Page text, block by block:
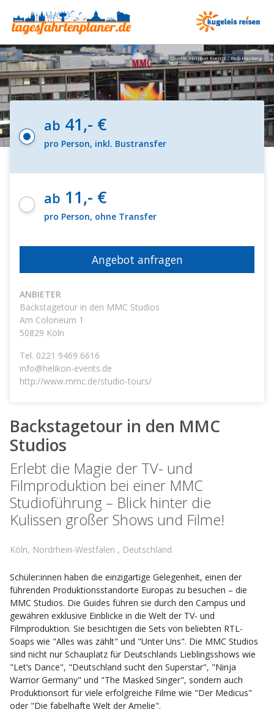
Quelle: Helikon Events - Rico Hartwig
ab 41,- €
pro Person, inkl. Bustransfer
ab 11,- €
pro Person, ohne Transfer
Angebot anfragen
ANBIETER
Backstagetour in den MMC Studios
Am Coloneum 1
50829 Köln
Tel. 0221 9469 6616
info@helikon-events.de
http://www.mmc.de/studio-tours/
Backstagetour in den MMC
Studios
Erlebt die Magie der TV- und
Filmproduktion bei einer MMC
Studioführung – Blick hinter die
Kulissen großer Shows und Filme!
Köln, Nordrhein-Westfalen , Deutschland
Schüler:innen haben die einzigartige Gelegenheit, einen der
führenden Produktionsstandorte Europas zu besuchen – die
MMC Studios. Die Guides führen sie durch den Campus und
gewähren exklusive Einblicke in die Welt der TV- und
Filmproduktion. Sie besichtigen die Sets von beliebten RTL-
Soaps wie "Alles was zählt" und "Unter Uns". Die MMC Studios
sind nicht nur Schauplatz für Deutschlands Lieblingsshows wie
"Let’s Dance", "Deutschland sucht den Superstar", "Ninja
Warrior Germany" und "The Masked Singer", sondern auch
Produktionsort für viele erfolgreiche Filme wie "Der Medicus"
oder "Die fabelhafte Welt der Amelie".